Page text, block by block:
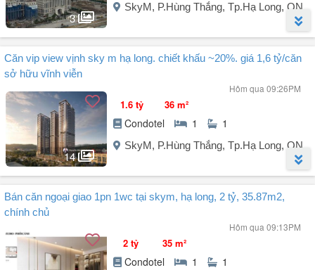
3
SkyM, P.Hùng Thắng, Tp.Hạ Long, QN
Người đăng: hùng nguyễn (9 tin đăng)
Cắt lỗ căn Studio tầng cao view biển Vịnh Di Sản Hạ Long , ban
Căn vip view vịnh sky m hạ long. chiết khấu ~20%. giá 1,6 tỷ/căn
sở hữu vĩnh viễn
Hôm qua 09:26PM
14
1.6 tỷ 36 m²
Condotel 1 1
SkyM, P.Hùng Thắng, Tp.Hạ Long, QN
Người đăng: Nguyễn Mạnh Hoàn
(17 tin đăng)
+ Studio 36m² giá tốt dự án, rẻ 300 - 400tr.
- Bàn giao full nội thất cơ bản.
- Miễn gốc + lãi lên tới 30 tháng.
- Chiết khấu tới ~20%.
Bán căn ngoại giao 1pn 1wc tại skym, hạ long, 2 tỷ, 35.87m2,
chính chủ
Hôm qua 09:13PM
2 tỷ 35 m²
Condotel 1 1